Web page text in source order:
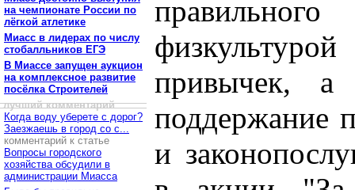
на чемпионате России по
лёгкой атлетике
Миасс в лидерах по числу
стобалльников ЕГЭ
В Миассе запущен аукцион
на комплексное развитие
посёлка Строителей
лучший комментарий
Когда воду уберете с дорог?
Заезжаешь в город со с...
комментарий к статье
Вопросы городского
хозяйства обсудили в
администрации Миасса
привычек, а
поддержание
и